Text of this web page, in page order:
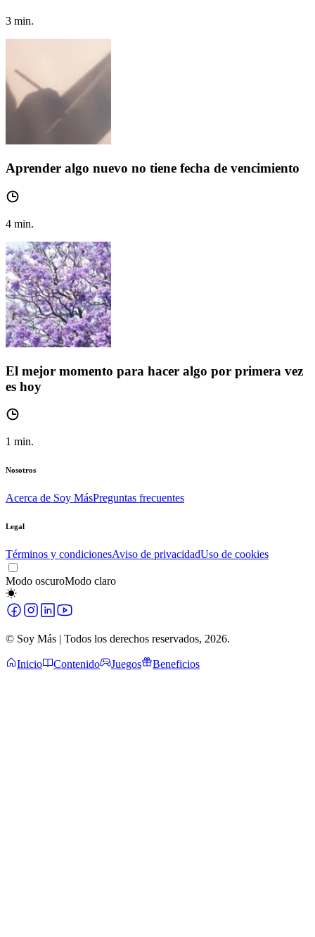
3 min.
Aprender algo nuevo no tiene fecha de vencimiento
4 min.
El mejor momento para hacer algo por primera vez
es hoy
1 min.
Nosotros
Acerca de Soy MásPreguntas frecuentes
Legal
Términos y condicionesAviso de privacidadUso de cookies
Modo oscuroModo claro
© Soy Más | Todos los derechos reservados, 2026.
Inicio Contenido Juegos Beneficios